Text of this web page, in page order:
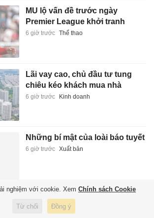
MU lộ vấn đề trước ngày
Premier League khởi tranh
6 giờ trước Thể thao
Lãi vay cao, chủ đầu tư tung
chiêu kéo khách mua nhà
6 giờ trước Kinh doanh
Những bí mật của loài báo tuyết
6 giờ trước Xuất bản
Rashford vung tiền ăn chơi bên
nghiệm với cookie. Xem Chính sách Cookie
Từ chối Đồng ý